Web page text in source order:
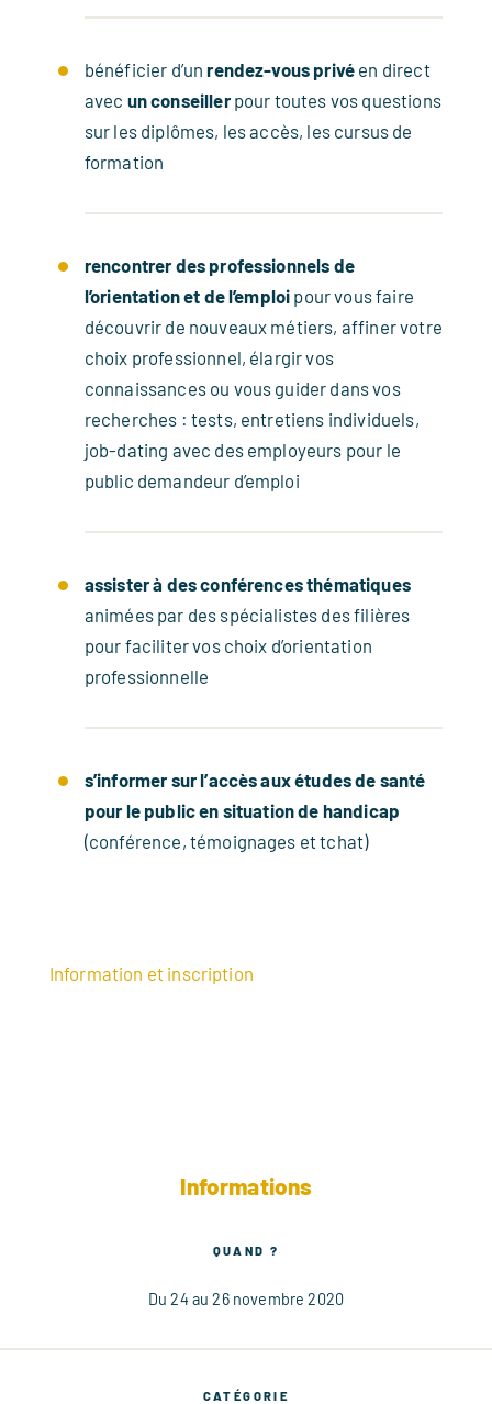
Informations
QUAND ?
Du 24 au 26 novembre 2020
CATÉGORIE
bénéficier d’unrendez-vous privé en direct
avec un conseillerpour toutes vos questions
sur les diplômes, les accès, les cursus de
formation
rencontrerdes professionnels de
l’orientation et de l’emploi pour vous faire
découvrir de nouveaux métiers, affiner votre
choix professionnel, élargir vos
connaissances ou vous guider dans vos
recherches : tests, entretiens individuels,
job-dating avec des employeurs pour le
public demandeur d’emploi
assister à des conférences thématiques
animées par des spécialistes des filières
pour faciliter vos choix d’orientation
professionnelle
s’informer sur l’accès aux études de santé
pour le public en situation de handicap
(conférence, témoignages et tchat)
Information et inscription